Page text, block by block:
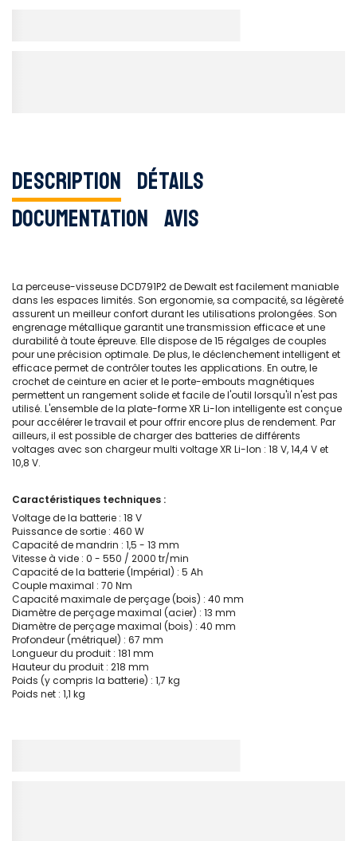
Description Détails
Documentation Avis
La perceuse-visseuse DCD791P2 de Dewalt est facilement maniable
dans les espaces limités. Son ergonomie, sa compacité, sa légèreté
assurent un meilleur confort durant les utilisations prolongées. Son
engrenage métallique garantit une transmission efficace et une
durabilité à toute épreuve. Elle dispose de 15 régalges de couples
pour une précision optimale. De plus, le déclenchement intelligent et
efficace permet de contrôler toutes les applications. En outre, le
crochet de ceinture en acier et le porte-embouts magnétiques
permettent un rangement solide et facile de l'outil lorsqu'il n'est pas
utilisé. L'ensemble de la plate-forme XR Li-Ion intelligente est conçue
pour accélérer le travail et pour offrir encore plus de rendement. Par
ailleurs, il est possible de charger des batteries de différents
voltages avec son chargeur multi voltage XR Li-Ion : 18 V, 14,4 V et
10,8 V.
Caractéristiques techniques :
Voltage de la batterie : 18 V
Puissance de sortie : 460 W
Capacité de mandrin : 1,5 - 13 mm
Vitesse à vide : 0 - 550 / 2000 tr/min
Capacité de la batterie (Impérial) : 5 Ah
Couple maximal : 70 Nm
Capacité maximale de perçage (bois) : 40 mm
Diamètre de perçage maximal (acier) : 13 mm
Diamètre de perçage maximal (bois) : 40 mm
Profondeur (métriquel) : 67 mm
Longueur du produit : 181 mm
Hauteur du produit : 218 mm
Poids (y compris la batterie) : 1,7 kg
Poids net : 1,1 kg